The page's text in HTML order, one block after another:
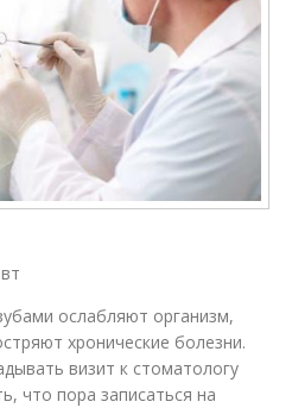
ослабляют организм,
хронические болезни.
визит к стоматологу
что пора записаться на